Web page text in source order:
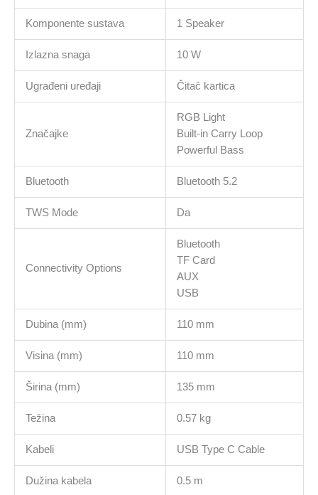
Komponente sustava 1 Speaker
Izlazna snaga 10 W
Ugrađeni uređaji Čitač kartica
Značajke
RGB Light
Built-in Carry Loop
Powerful Bass
Bluetooth Bluetooth 5.2
TWS Mode Da
Connectivity Options
Bluetooth
TF Card
AUX
USB
Dubina (mm) 110 mm
Visina (mm) 110 mm
Širina (mm) 135 mm
Težina 0.57 kg
Kabeli USB Type C Cable
Dužina kabela 0.5 m